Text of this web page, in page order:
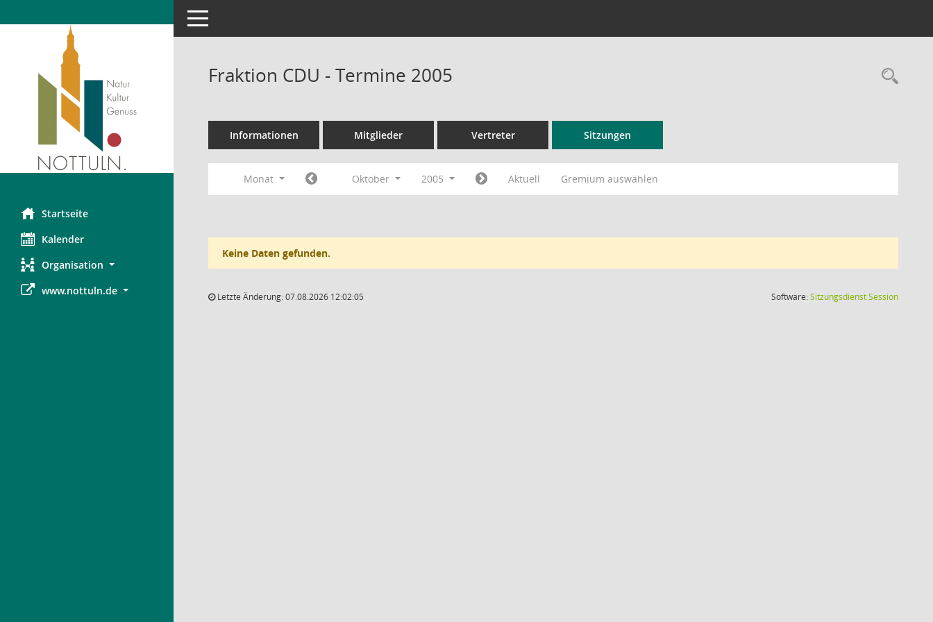
Startseite
Kalender
Organisation
www.nottuln.de
Toggle navigation
Fraktion CDU - Termine 2005
Informationen Mitglieder Vertreter Sitzungen
Monat Oktober 2005 Aktuell Gremium auswählen
Keine Daten gefunden.
Letzte Änderung: 07.08.2026 12:02:05 Software:SitzungsdienstSession(Wird in